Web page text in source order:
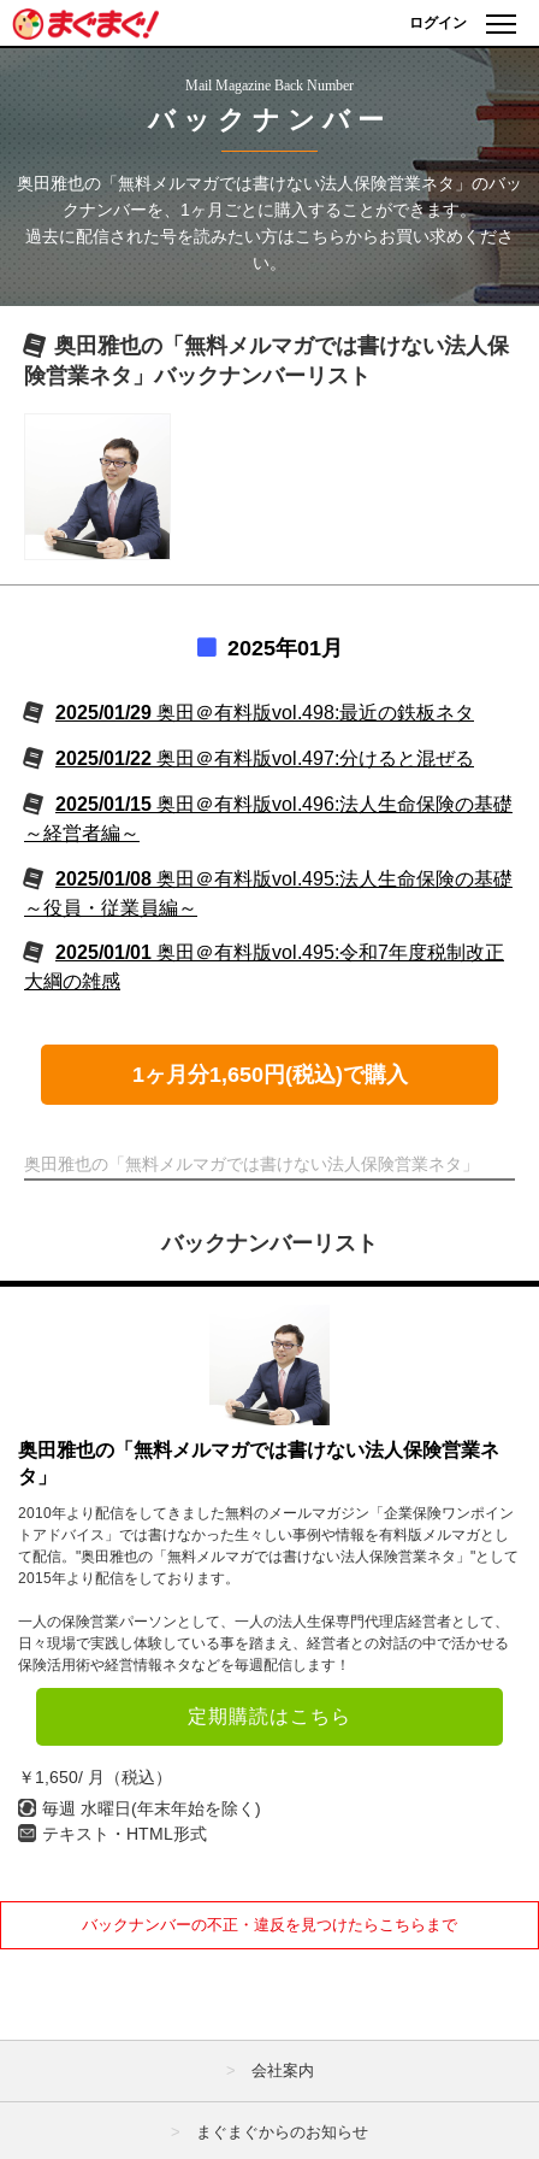
ログイン
Mail Magazine Back Number
バックナンバー
奥田雅也の「無料メルマガでは書けない法人保険営業ネタ」 のバッ
クナンバーを、1ヶ月ごとに購入することができます。
過去に配信された号を読みたい方はこちらからお買い求めくださ
い。
奥田雅也の「無料メルマガでは書けない法人保
険営業ネタ」バックナンバーリスト
2025年01月
2025/01/29 奥田＠有料版vol.498:最近の鉄板ネタ
2025/01/22 奥田＠有料版vol.497:分けると混ぜる
2025/01/15 奥田＠有料版vol.496:法人生命保険の基礎
～経営者編～
2025/01/08 奥田＠有料版vol.495:法人生命保険の基礎
～役員・従業員編～
2025/01/01 奥田＠有料版vol.495:令和7年度税制改正
大綱の雑感
1ヶ月分1,650円(税込)で購入
奥田雅也の「無料メルマガでは書けない法人保険営業ネタ」
バックナンバーリスト
奥田雅也の「無料メルマガでは書けない法人保険営業ネ
タ」
2010年より配信をしてきました無料のメールマガジン「企業保険ワンポイン
トアドバイス」では書けなかった生々しい事例や情報を有料版メルマガとし
て配信。"奥田雅也の「無料メルマガでは書けない法人保険営業ネタ」"として
2015年より配信をしております。
一人の保険営業パーソンとして、一人の法人生保専門代理店経営者として、
日々現場で実践し体験している事を踏まえ、経営者との対話の中で活かせる
保険活用術や経営情報ネタなどを毎週配信します！
定期購読はこちら
￥1,650/ 月（税込）
毎週 水曜日(年末年始を除く)
テキスト・HTML形式
バックナンバーの不正・違反を見つけたらこちらまで
会社案内
まぐまぐからのお知らせ